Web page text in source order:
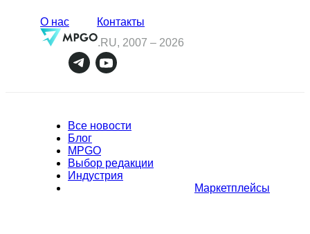
О нас
Контакты
.RU, 2007 – 2026
Все новости
Блог
MPGO
Выбор редакции
Индустрия
Маркетплейсы